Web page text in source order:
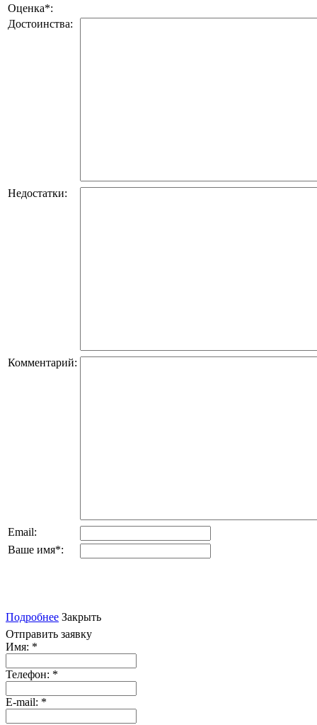
Оценка*:
Достоинства:
Недостатки:
Комментарий:
Email:
Ваше имя*:
Подробнее Закрыть
Отправить заявку
Имя: *
Телефон: *
E-mail: *